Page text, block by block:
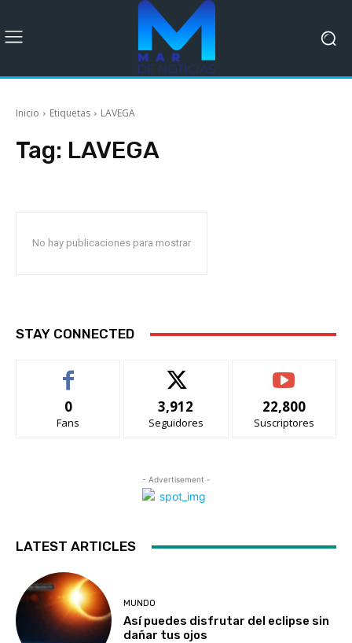
Inicio Etiquetas LAVEGA
Tag: LAVEGA
No hay publicaciones para mostrar
STAY CONNECTED
0
Fans
3,912
Seguidores
22,800
Suscriptores
- Advertisement -
LATEST ARTICLES
MUNDO
Así puedes disfrutar del eclipse sin
dañar tus ojos